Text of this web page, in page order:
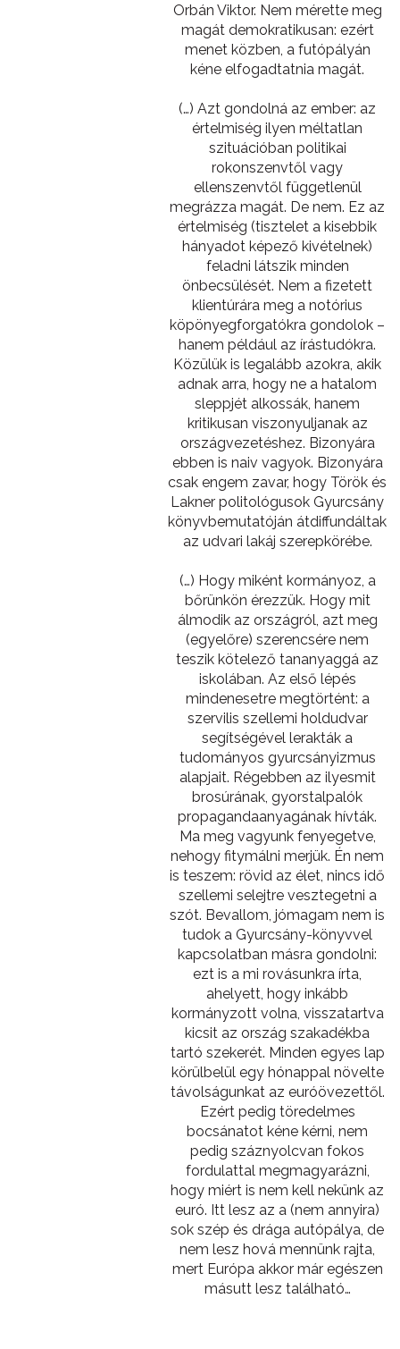
Orbán Viktor. Nem mérette meg
magát demokratikusan: ezért
menet közben, a futópályán
kéne elfogadtatnia magát.
(…) Azt gondolná az ember: az
értelmiség ilyen méltatlan
szituációban politikai
rokonszenvtől vagy
ellenszenvtől függetlenül
megrázza magát. De nem. Ez az
értelmiség (tisztelet a kisebbik
hányadot képező kivételnek)
feladni látszik minden
önbecsülését. Nem a fizetett
klientúrára meg a notórius
köpönyegforgatókra gondolok –
hanem például az írástudókra.
Közülük is legalább azokra, akik
adnak arra, hogy ne a hatalom
sleppjét alkossák, hanem
kritikusan viszonyuljanak az
országvezetéshez. Bizonyára
ebben is naiv vagyok. Bizonyára
csak engem zavar, hogy Török és
Lakner politológusok Gyurcsány
könyvbemutatóján átdiffundáltak
az udvari lakáj szerepkörébe.
(…) Hogy miként kormányoz, a
bőrünkön érezzük. Hogy mit
álmodik az országról, azt meg
(egyelőre) szerencsére nem
teszik kötelező tananyaggá az
iskolában. Az első lépés
mindenesetre megtörtént: a
szervilis szellemi holdudvar
segítségével lerakták a
tudományos gyurcsányizmus
alapjait. Régebben az ilyesmit
brosúrának, gyorstalpalók
propagandaanyagának hívták.
Ma meg vagyunk fenyegetve,
nehogy fitymálni merjük. Én nem
is teszem: rövid az élet, nincs idő
szellemi selejtre vesztegetni a
szót. Bevallom, jómagam nem is
tudok a Gyurcsány-könyvvel
kapcsolatban másra gondolni:
ezt is a mi rovásunkra írta,
ahelyett, hogy inkább
kormányzott volna, visszatartva
kicsit az ország szakadékba
tartó szekerét. Minden egyes lap
körülbelül egy hónappal növelte
távolságunkat az euróövezettől.
Ezért pedig töredelmes
bocsánatot kéne kérni, nem
pedig száznyolcvan fokos
fordulattal megmagyarázni,
hogy miért is nem kell nekünk az
euró. Itt lesz az a (nem annyira)
sok szép és drága autópálya, de
nem lesz hová mennünk rajta,
mert Európa akkor már egészen
másutt lesz található…